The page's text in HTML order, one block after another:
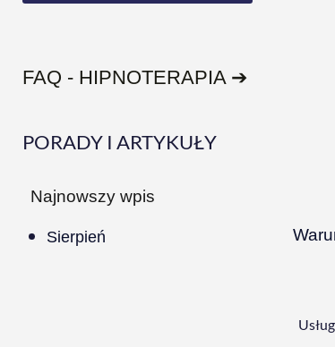
FAQ - HIPNOTERAPIA ➔
PORADY I ARTYKUŁY
Najnowszy wpis
Sierpień